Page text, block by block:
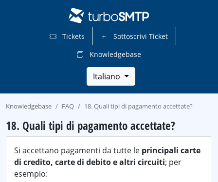
Tickets
Sottoscrivi Ticket
Knowledgebase
Italiano
Knowledgebase FAQ 18. Quali tipi di pagamento accettate?
18. Quali tipi di pagamento accettate?
Si accettano pagamenti da tutte le principali carte
di credito, carte di debito e altri circuiti; per
esempio: